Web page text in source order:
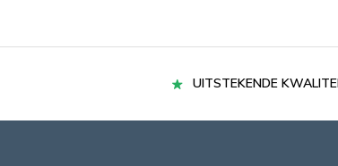
UITSTEKENDE